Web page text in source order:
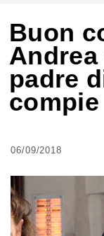
Buon
padre
06/09/2018